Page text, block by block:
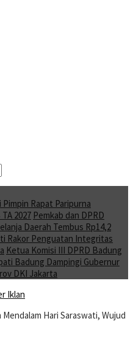
Rapat Paripurna
2027 Pemkab dan DPRD
Daerah Tembus Rp14,2
Rakor Penguatan Integritas
Ketua Komisi III DPRD Badung
Badung Dampingi Gubernur
DKI Jakarta
Mendalam Hari Saraswati, Wujud